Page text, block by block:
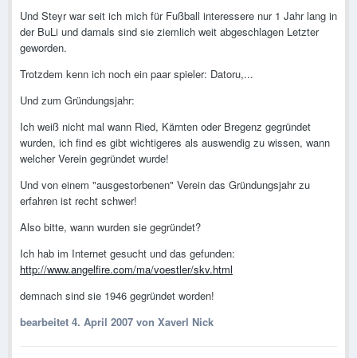
Und Steyr war seit ich mich für Fußball interessere nur 1 Jahr lang in
der BuLi und damals sind sie ziemlich weit abgeschlagen Letzter
geworden.
Trotzdem kenn ich noch ein paar spieler: Datoru,...
Und zum Gründungsjahr:
Ich weiß nicht mal wann Ried, Kärnten oder Bregenz gegründet
wurden, ich find es gibt wichtigeres als auswendig zu wissen, wann
welcher Verein gegründet wurde!
Und von einem "ausgestorbenen" Verein das Gründungsjahr zu
erfahren ist recht schwer!
Also bitte, wann wurden sie gegründet?
Ich hab im Internet gesucht und das gefunden:
http://www.angelfire.com/ma/voestler/skv.html
demnach sind sie 1946 gegründet worden!
bearbeitet 4. April 2007 von Xaverl Nick